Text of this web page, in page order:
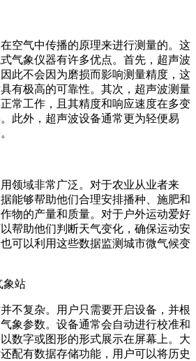
空气中传播的原理来进行测量的。这
气象仪器有许多优点。首先，超声波
此不会因为磨损而影响测量精度，这
有极高的可靠性。其次，超声波测量
常工作，且其精度和响应速度在多变
此外，超声波设备通常更为轻便易
领域非常广泛。对于农业从业者来
能够帮助他们合理安排播种、施肥和
物的产量和质量。对于户外运动爱好
帮助他们判断天气变化，确保运动安
可以利用这些数据监测城市微气候变
象站
不复杂。用户只需要开启设备，并根
象参数。设备通常会自动进行校准和
数字或图形的形式展示在屏幕上。大
配有数据存储功能，用户可以将历史